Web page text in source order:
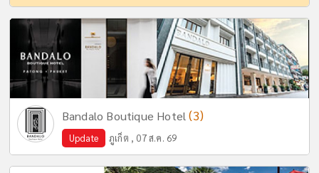
Bandalo Boutique Hotel(3)
Update ภูเก็ต , 07 ส.ค. 69